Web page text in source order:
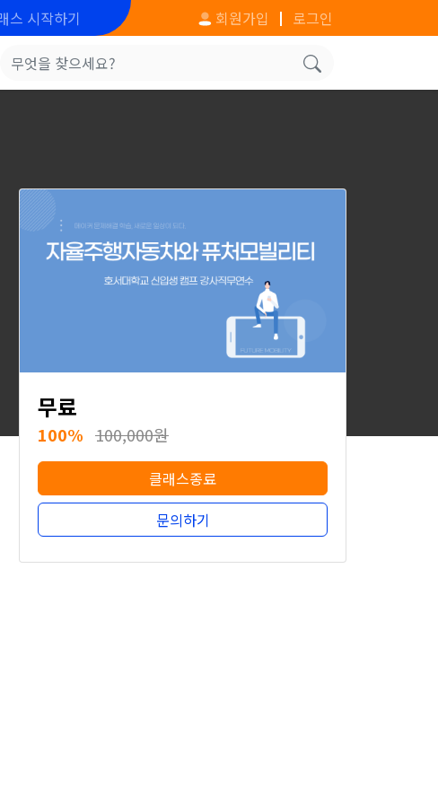
스 시작하기 회원가입 로그인
무료
100% 100,000원
클래스종료
문의하기